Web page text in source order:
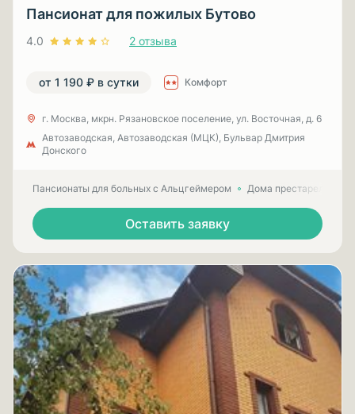
Пансионат для пожилых Бутово
4.0 2 отзыва
от 1 190 ₽ в сутки Комфорт
г. Москва, мкрн. Рязановское поселение, ул. Восточная, д. 6
Автозаводская, Автозаводская (МЦК), Бульвар Дмитрия
Донского
Пансионаты для больных с Альцгеймером Дома престарелых
Оставить заявку